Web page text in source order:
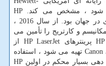
شود ، مشخص می کند. HP
اولین چاپگر لیزری رو میزی در جهان بود. از سال 2016 ،
مکانیسم و کارتریج را تأمین می
پرینترهای HP LaserJet از
Canonتهیه می شود ، استفاده
دهی بسیار محکم در اولین HP